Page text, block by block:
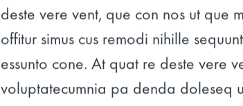
deste vere vent, que con nos ut que
offitur simus cus remodi nihille
essunto cone. At quat re deste vere
voluptatecumnia pa denda doleseq